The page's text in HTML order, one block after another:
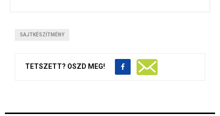
SAJTKÉSZÍTMÉNY
TETSZETT? OSZD MEG!